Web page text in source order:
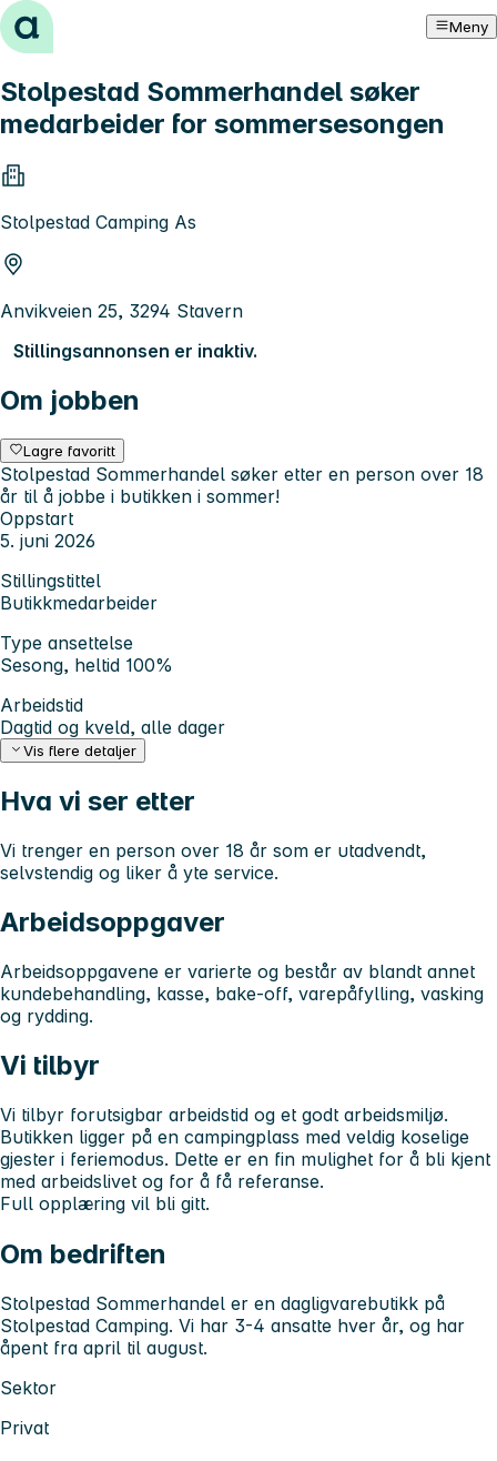
Hopp til innhold Meny
Stolpestad Sommerhandel søker
medarbeider for sommersesongen
Stolpestad Camping As
Anvikveien 25, 3294 Stavern
Stillingsannonsen er inaktiv.
Om jobben
Lagre favoritt
Stolpestad Sommerhandel søker etter en person over 18
år til å jobbe i butikken i sommer!
Oppstart
5. juni 2026
Stillingstittel
Butikkmedarbeider
Type ansettelse
Sesong, heltid 100%
Arbeidstid
Dagtid og kveld, alle dager
Vis flere detaljer
Hva vi ser etter
Vi trenger en person over 18 år som er utadvendt,
selvstendig og liker å yte service.
Arbeidsoppgaver
Arbeidsoppgavene er varierte og består av blandt annet
kundebehandling, kasse, bake-off, varepåfylling, vasking
og rydding.
Vi tilbyr
Vi tilbyr forutsigbar arbeidstid og et godt arbeidsmiljø.
Butikken ligger på en campingplass med veldig koselige
gjester i feriemodus. Dette er en fin mulighet for å bli kjent
med arbeidslivet og for å få referanse.
Full opplæring vil bli gitt.
Om bedriften
Stolpestad Sommerhandel er en dagligvarebutikk på
Stolpestad Camping. Vi har 3-4 ansatte hver år, og har
åpent fra april til august.
Sektor
Privat